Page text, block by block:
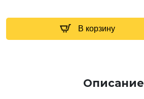
В корзину
Описание